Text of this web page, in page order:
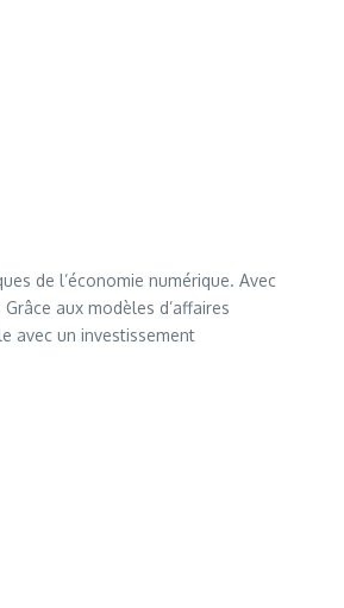
de l’économie numérique. Avec
aux modèles d’affaires
avec un investissement